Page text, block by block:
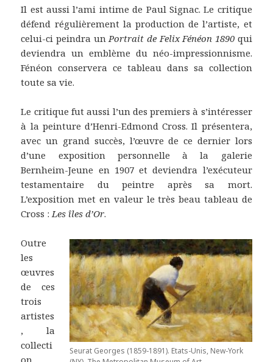
Il est aussi l’ami intime de Paul Signac. Le critique
défend régulièrement la production de l’artiste, et
celui-ci peindra unPortrait de Felix Fénéon 1890qui
deviendra un emblème du néo-impressionnisme.
Fénéon conservera ce tableau dans sa collection
toute sa vie.
Le critique fut aussi l’un des premiers à s’intéresser
à la peinture d’Henri-Edmond Cross. Il présentera,
avec un grand succès, l’œuvre de ce dernier lors
d’une exposition personnelle à la galerie
Bernheim-Jeune en 1907 et deviendra l’exécuteur
testamentaire du peintre après sa mort.
L’exposition met en valeur le très beau tableau de
Cross :Les îles d’Or.
Seurat Georges (1859-1891). Etats-Unis, New-York
Outre
les
œuvres
de ces
trois
artistes
, la
collecti